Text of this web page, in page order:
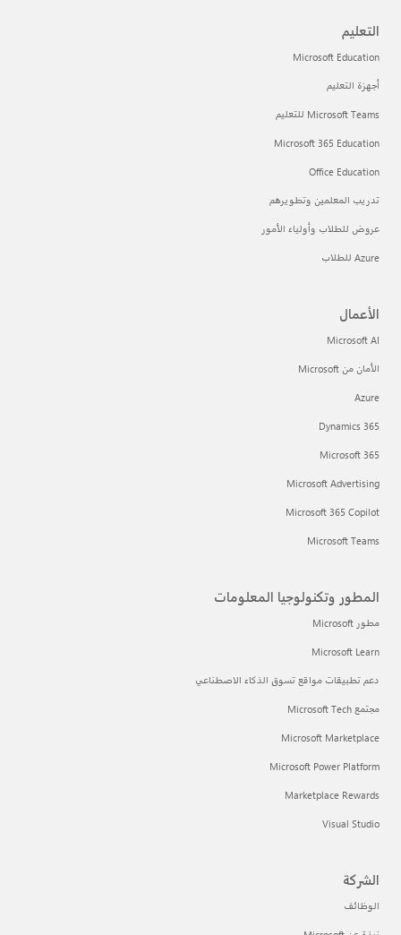
التعليم
Microsoft Education
أجهزة التعليم
Microsoft Teams للتعليم
Microsoft 365 Education
Office Education
تدريب المعلمين وتطويرهم
عروض للطلاب وأولياء الأمور
Azure للطلاب
الأعمال
Microsoft AI
الأمان من Microsoft
Azure
Dynamics 365
Microsoft 365
Microsoft Advertising
Microsoft 365 Copilot
Microsoft Teams
المطور وتكنولوجيا المعلومات
مطور Microsoft
Microsoft Learn
دعم تطبيقات مواقع تسوق الذكاء الاصطناعي
مجتمع Microsoft Tech
Microsoft Marketplace
Microsoft Power Platform
Marketplace Rewards
Visual Studio
الشركة
الوظائف